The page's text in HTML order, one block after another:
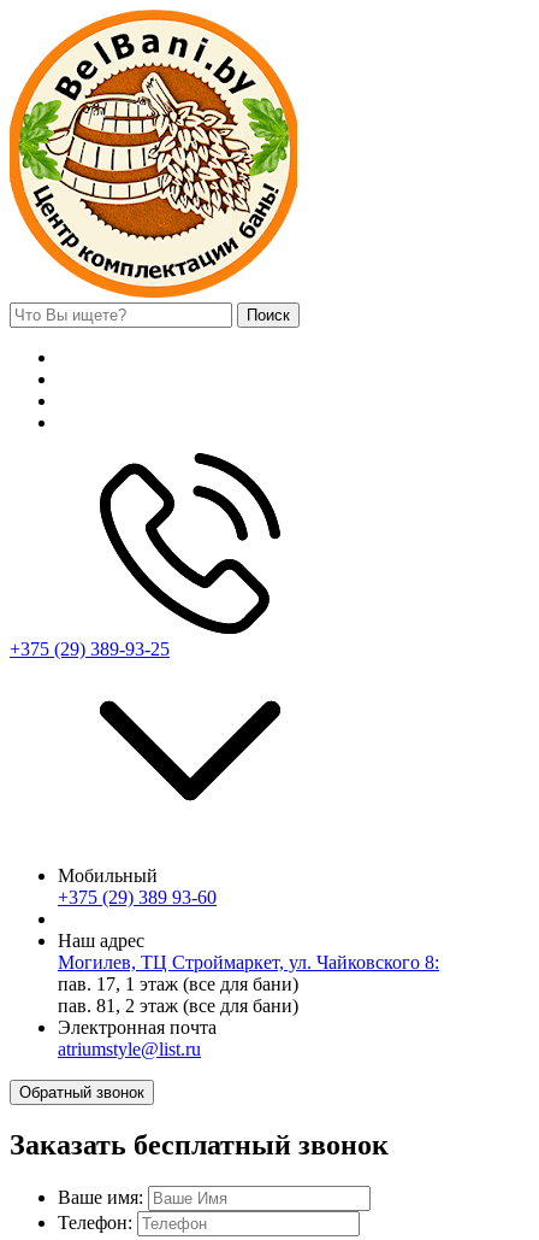
Поиск
+375 (29) 389-93-25
Мобильный
+375 (29) 389 93-60
Наш адрес
Могилев, ТЦ Строймаркет, ул. Чайковского 8:
пав. 17, 1 этаж (все для бани)
пав. 81, 2 этаж (все для бани)
Электронная почта
atriumstyle@list.ru
Обратный звонок
Заказать бесплатный звонок
Ваше имя:
Телефон: